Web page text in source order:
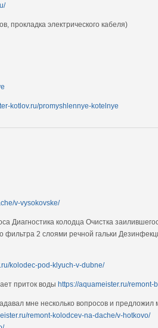
прокладка электрического кабеля)
kotlov.ru/promyshlennye-kotelnye
v-vysokovske/
Диагностика колодца Очистка
2 слоями речной гальки
kolodec-pod-klyuch-v-dubne/
приток воды https://aquameister.ru/
мне несколько вопросов и
remont-kolodcev-na-dache/v-hotkovo/